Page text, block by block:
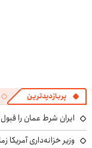
پربازدیدترین
ایران شرط عمان را
وزیر خزانه‌داری آمریکا